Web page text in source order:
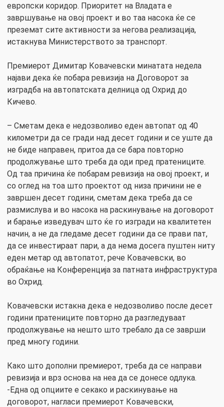
европски коридор. Приоритет на Владата е
завршување на овој проект и во таа насока ќе се
преземат сите активности за негова реализација,
истакнува Министерството за транспорт.
Премиерот Димитар Ковачевски минатата недела
најави дека ќе побара ревизија на Договорот за
изградба на автопатската делница од Охрид до
Кичево.
– Сметам дека е недозволиво еден автопат од 40
километри да се гради над десет години и се уште да
не биде направен, притоа да се бара повторно
продолжување што треба да оди пред пратениците.
Од таа причина ќе побарам ревизија на овој проект, и
со оглед на тоа што проектот од низа причини не е
завршен десет години, сметам дека треба да се
размислува и во насока на раскинување на договорот
и барање изведувач што ќе го изгради на квалитетен
начин, а не да гледаме десет години да се прави пат,
да се инвестираат пари, а да нема досега пуштен ниту
еден метар од автопатот, рече Ковачевски, во
обраќање на Конференција за патната инфраструктура
во Охрид.
Ковачевски истакна дека е недозволиво после десет
години пратениците повторно да разгледуваат
продолжување на нешто што требало да се заврши
пред многу години.
Како што дополни премиерот, треба да се направи
ревизија и врз основа на неа да се донесе одлука.
-Една од опциите е секако и раскинување на
договорот, нагласи премиерот Ковачевски,